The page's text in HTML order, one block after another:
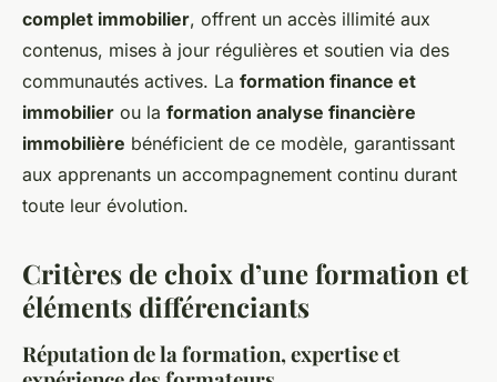
complet immobilier, offrent un accès illimité aux
contenus, mises à jour régulières et soutien via des
communautés actives. La formation finance et
immobilier ou la formation analyse financière
immobilière bénéficient de ce modèle, garantissant
aux apprenants un accompagnement continu durant
toute leur évolution.
Critères de choix d’une formation et
éléments différenciants
Réputation de la formation, expertise et